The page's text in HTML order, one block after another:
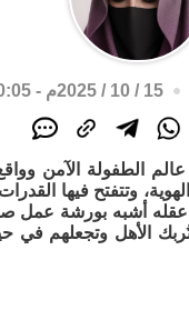
15 / 10 / 2025م - 10:05 ص
الطفولة الآمن
وتتفتح فيها
عقله أشبه بورشة عمل
الأهل وتجعلهم